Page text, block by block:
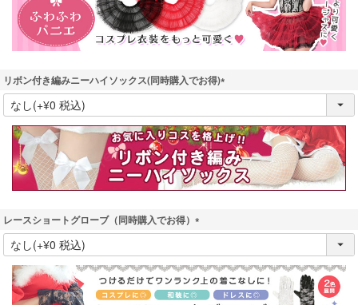
リボン付き編みニーハイソックス(同時購入でお得)
(
必
須
)
レースショートグローブ（同時購入でお得）
(
必
須
)